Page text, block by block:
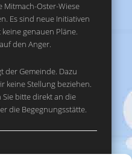
Mitmach-Oster-Wiese
Es sind neue Initiativen
genauen Pläne.
den Anger.
der Gemeinde. Dazu
keine Stellung beziehen.
Sie bitte direkt an die
die Begegnungsstätte.